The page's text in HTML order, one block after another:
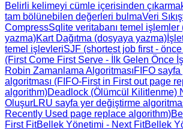
Belirli kelimeyi cümle içerisinden
tam bölünebilen değerleri bulmaVeri
CompressSqlite veritabanı temel işlemler
yazma)Kart Dağıtma (dosyaya yazma)
temel işlevleriSJF (shortest job first - önce
(First Come First Serve - İlk Gelen Önce
Robin Zamanlama AlgoritmasıFIFO
algoritması (FIFO-First in First out page
algorithm)Deadlock (Ölümcül Kilitlenme)
OluşurLRU sayfa yer değiştirme
Recently Used page replace algorithm)
First FitBellek Yönetimi - Next FitBellek